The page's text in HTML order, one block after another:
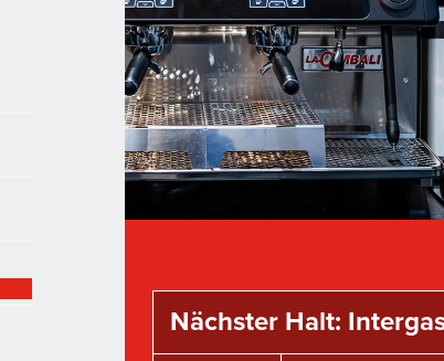
Nächster Halt: